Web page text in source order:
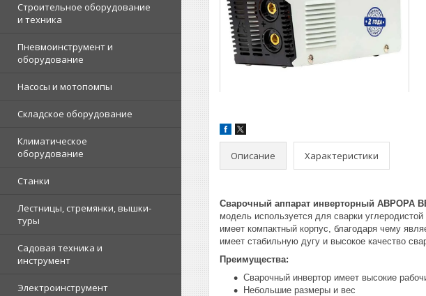
Строительное оборудование
и техника
Пневмоинструмент и
оборудование
Насосы и мотопомпы
Складское оборудование
Климатическое
оборудование
Станки
Лестницы, стремянки, вышки-
туры
Садовая техника и
инструмент
Электроинструмент
Описание Характеристики
Сварочный аппарат инверторный АВРОРА
модель используется для сварки
имеет компактный корпус, благодаря чему
имеет стабильную дугу и высокое качество
Преимущества:
Сварочный инвертор имеет высокие
Небольшие размеры и вес